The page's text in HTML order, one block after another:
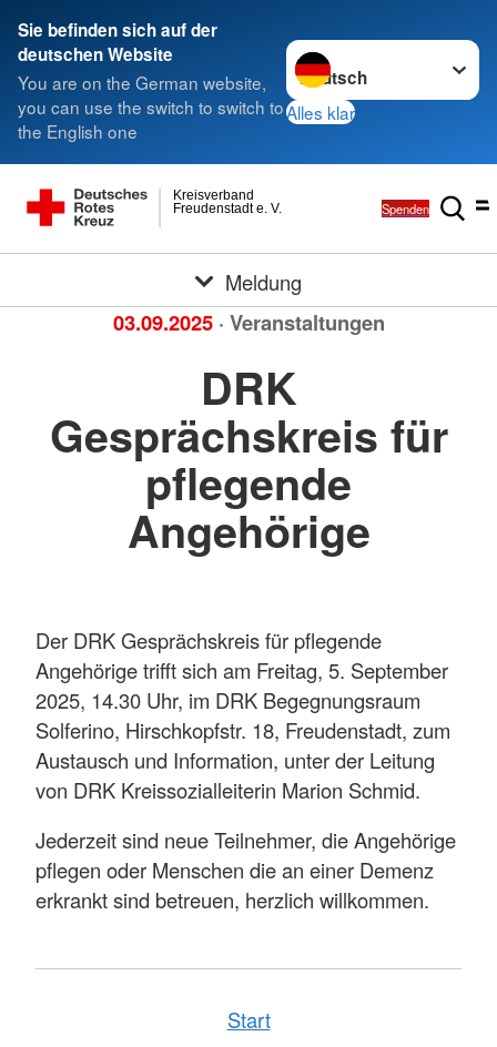
Sie befinden sich auf der
deutschen Website
You are on the German website,
you can use the switch to switch to
the English one
Sprache wechseln zu
Alles klar
Freudenstadt e. V.
Kreisverband
Spenden
Meldung
03.09.2025 · Veranstaltungen
DRK
Gesprächskreis für
pflegende
Angehörige
Der DRK Gesprächskreis für pflegende
Angehörige trifft sich am Freitag, 5. September
2025, 14.30 Uhr, im DRK Begegnungsraum
Solferino, Hirschkopfstr. 18, Freudenstadt, zum
Austausch und Information, unter der Leitung
von DRK Kreissozialleiterin Marion Schmid.
Jederzeit sind neue Teilnehmer, die Angehörige
pflegen oder Menschen die an einer Demenz
erkrankt sind betreuen, herzlich willkommen.
Start